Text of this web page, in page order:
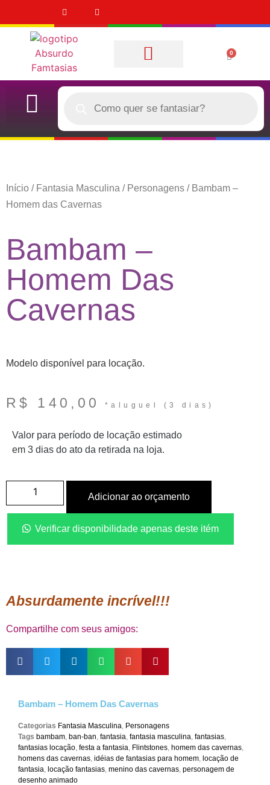
0
Início / Fantasia Masculina / Personagens / Bambam –
Homem das Cavernas
Bambam –
Homem Das
Cavernas
Modelo disponível para locação.
R$ 140,00
Valor para período de locação estimado
em 3 dias do ato da retirada na loja.
Adicionar ao orçamento
Verificar disponibilidade apenas deste itém
Absurdamente incrível!!!
Compartilhe com seus amigos:
Bambam – Homem Das Cavernas
Categorias Fantasia Masculina, Personagens
Tags bambam, ban-ban, fantasia, fantasia masculina, fantasias,
fantasias locação, festa a fantasia, Flintstones, homem das cavernas,
homens das cavernas, idéias de fantasias para homem, locação de
fantasia, locação fantasias, menino das cavernas, personagem de
desenho animado